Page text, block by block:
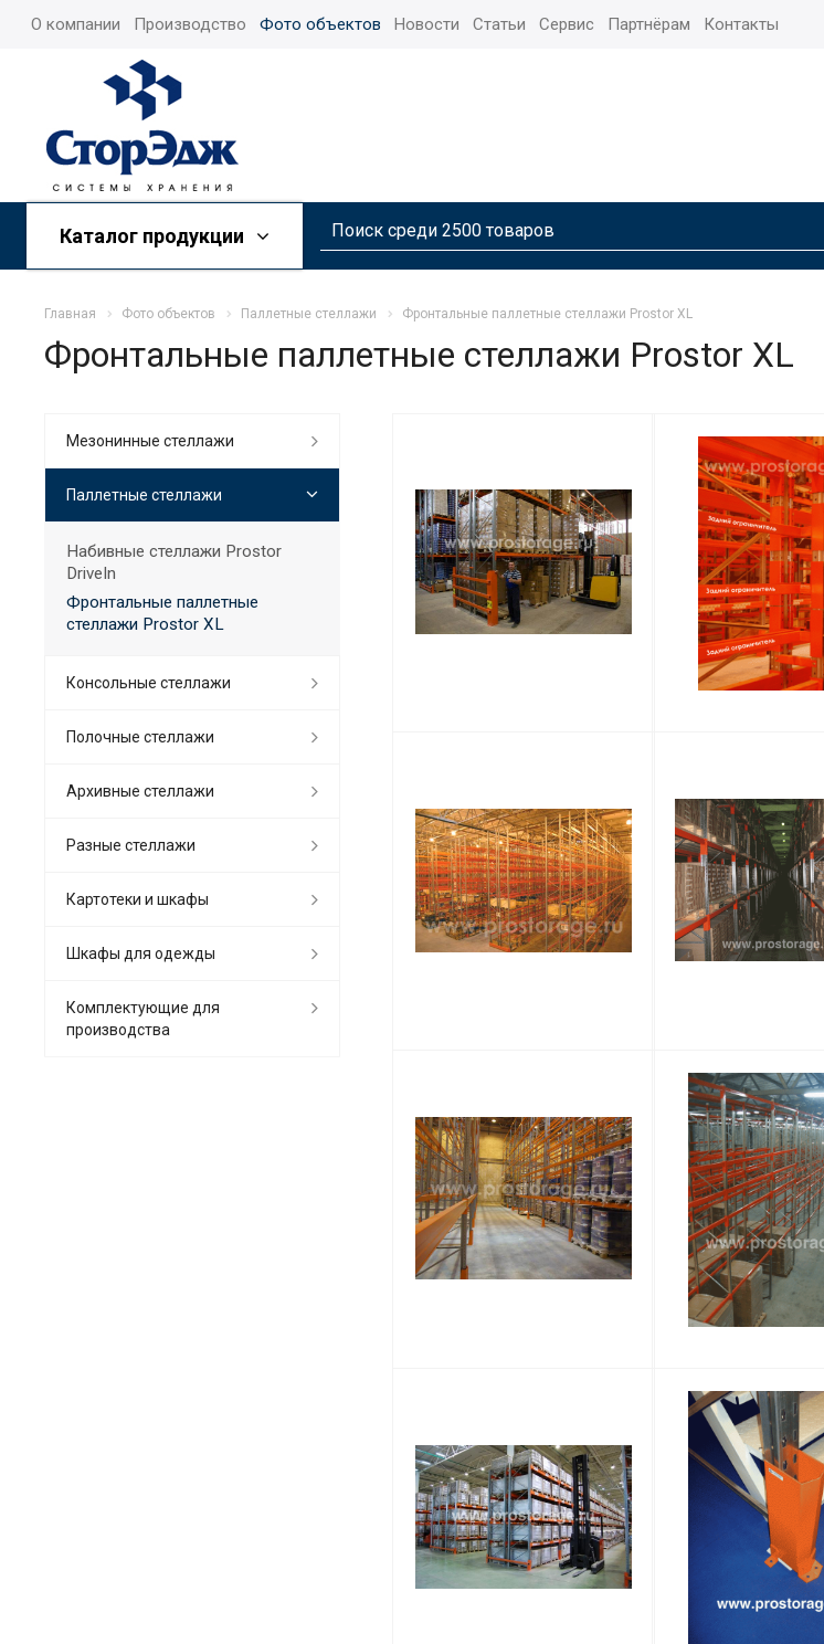
О компании Производство Фото объектов Новости Статьи Сервис Партнёрам Контакты
Каталог продукции
Главная Фото объектов Паллетные стеллажи Фронтальные паллетные стеллажи Prostor XL
Фронтальные паллетные стеллажи Prostor XL
Mезонинные стеллажи
Паллетные стеллажи
Набивные стеллажи Prostor
DriveIn
Фронтальные паллетные
стеллажи Prostor XL
Консольные стеллажи
Полочные стеллажи
Архивные стеллажи
Разные стеллажи
Картотеки и шкафы
Шкафы для одежды
Комплектующие для
производства